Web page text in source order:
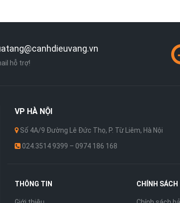
hỗ trợ!
VP HÀ NỘI
Số 4A/9 Đường Lê Đức Thọ, P. Từ Liêm, Hà Nội
024.3514 9399 – 0974 186 168
THÔNG TIN CHÍNH SÁCH